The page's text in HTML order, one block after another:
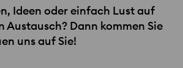
Ideen oder einfach Lust auf
Austausch? Dann kommen Sie
uns auf Sie!